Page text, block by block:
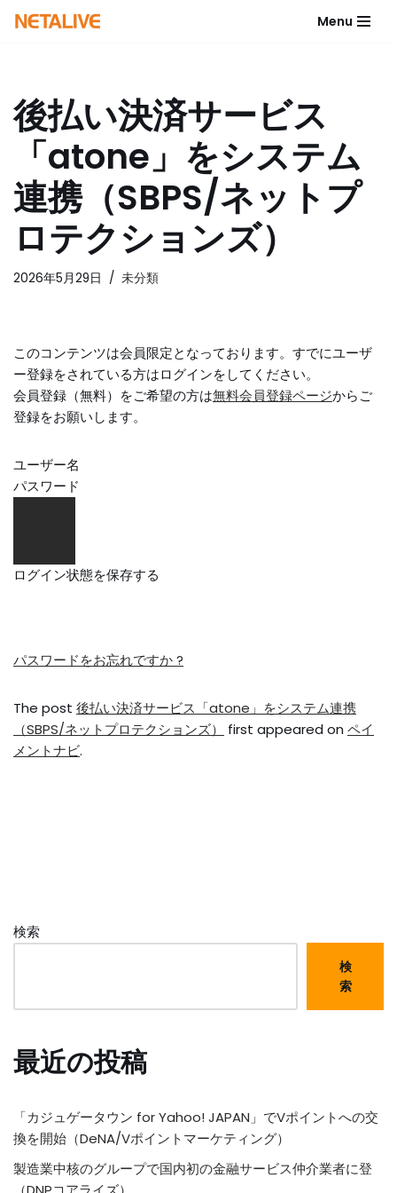
ン
ツ
キ
ッ
Menu
後払い決済サービス
「atone」をシステム
連携（SBPS/ネットプ
ロテクションズ）
2026年5月29日 未分類
このコンテンツは会員限定となっております。すでにユーザ
ー登録をされている方はログインをしてください。
会員登録（無料）をご希望の方は無料会員登録ページからご
登録をお願いします。
ユーザー名
パスワード
ログイン状態を保存する
パスワードをお忘れですか ?
The post 後払い決済サービス「atone」をシステム連携
（SBPS/ネットプロテクションズ）
first appeared on ペイ
メントナビ.
検索
検
索
最近の投稿
「カジュゲータウン for Yahoo! JAPAN」でVポイントへの交
換を開始（DeNA/Vポイントマーケティング）
製造業中核のグループで国内初の金融サービス仲介業者に登